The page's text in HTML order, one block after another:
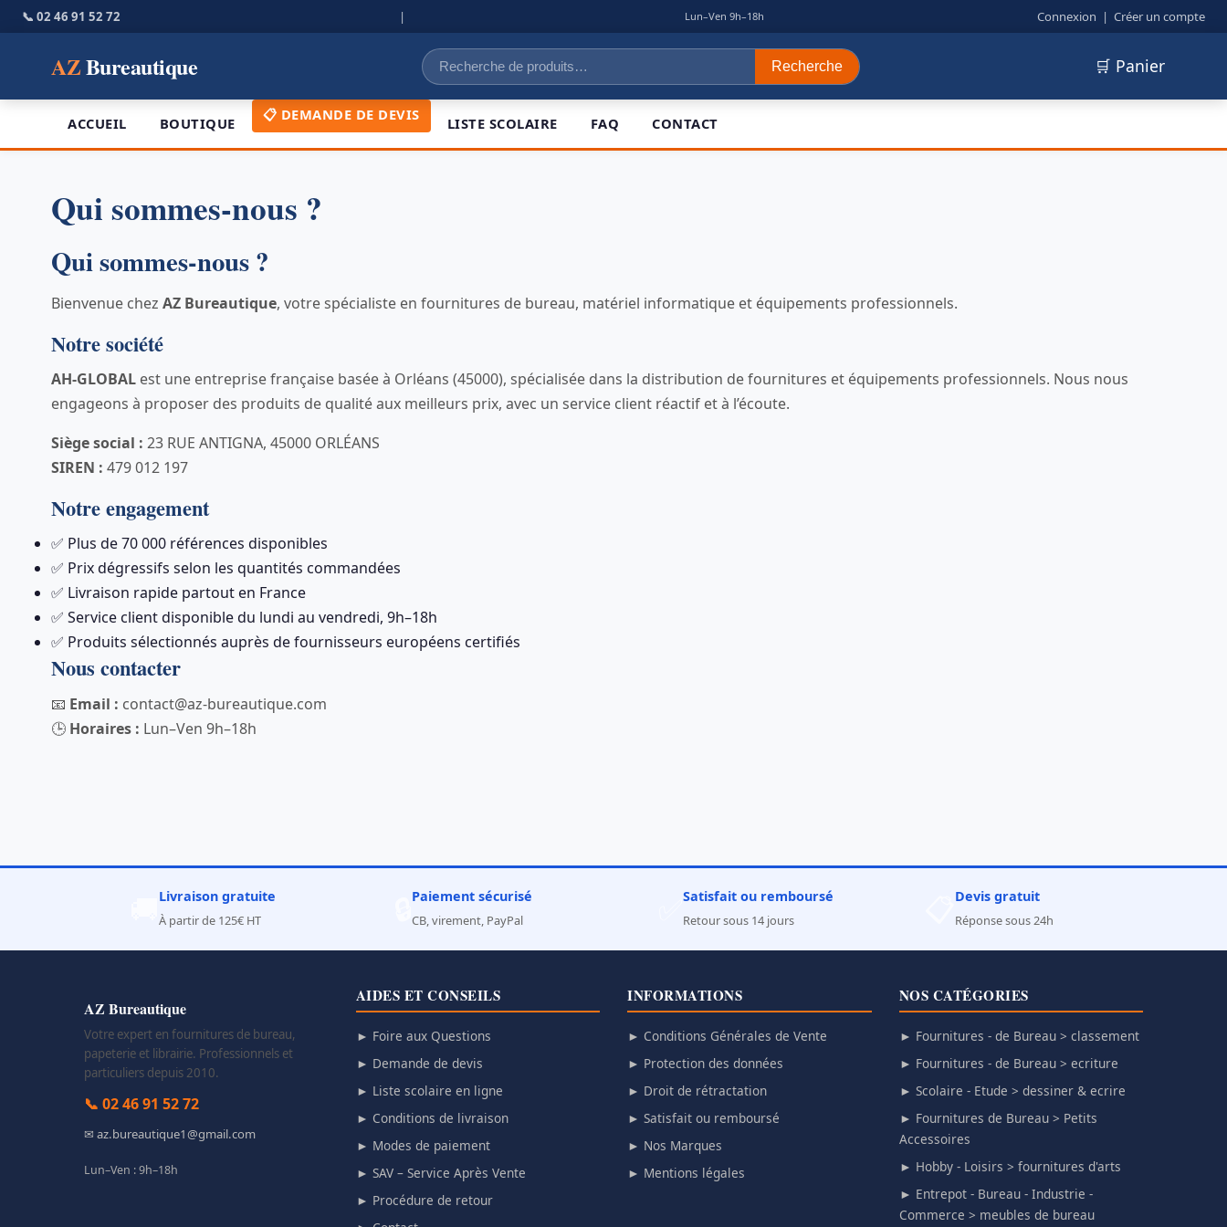
📞 02 46 91 52 72 | Lun–Ven 9h–18h Connexion | Créer un compte
AZBureautique
Recherche
pour :
Recherche 🛒 Panier
ACCUEIL BOUTIQUE 📋 DEMANDE DE DEVIS LISTE SCOLAIRE FAQ CONTACT
Qui sommes-nous ?
Qui sommes-nous ?
Bienvenue chez AZ Bureautique, votre spécialiste en fournitures de bureau, matériel informatique et équipements professionnels.
Notre société
AH-GLOBAL est une entreprise française basée à Orléans (45000), spécialisée dans la distribution de fournitures et équipements professionnels. Nous nous
engageons à proposer des produits de qualité aux meilleurs prix, avec un service client réactif et à l’écoute.
Siège social : 23 RUE ANTIGNA, 45000 ORLÉANS
SIREN : 479 012 197
Notre engagement
✅ Plus de 70 000 références disponibles
✅ Prix dégressifs selon les quantités commandées
✅ Livraison rapide partout en France
✅ Service client disponible du lundi au vendredi, 9h–18h
✅ Produits sélectionnés auprès de fournisseurs européens certifiés
Nous contacter
📧 Email : contact@az-bureautique.com
🕒 Horaires : Lun–Ven 9h–18h
Livraison gratuite
À partir de 125€ HT
Paiement sécurisé
CB, virement, PayPal
Satisfait ou remboursé
Retour sous 14 jours
Devis gratuit
Réponse sous 24h
AZ Bureautique
Votre expert en fournitures de bureau,
papeterie et librairie. Professionnels et
particuliers depuis 2010.
📞 02 46 91 52 72
✉ az.bureautique1@gmail.com
Lun–Ven : 9h–18h
AIDES ET CONSEILS
► Foire aux Questions
► Demande de devis
► Liste scolaire en ligne
► Conditions de livraison
► Modes de paiement
► SAV – Service Après Vente
► Procédure de retour
INFORMATIONS
► Conditions Générales de Vente
► Protection des données
► Droit de rétractation
► Satisfait ou remboursé
► Nos Marques
► Mentions légales
NOS CATÉGORIES
► Fournitures - de Bureau > classement
► Fournitures - de Bureau > ecriture
► Scolaire - Etude > dessiner & ecrire
► Fournitures de Bureau > Petits
Accessoires
► Hobby - Loisirs > fournitures d'arts
► Entrepot - Bureau - Industrie -
Commerce > meubles de bureau